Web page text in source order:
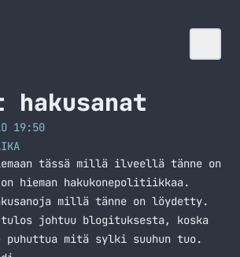
hakusanat
19:50
tässä millä ilveellä tänne on
hieman hakukonepolitiikkaa.
millä tänne on löydetty.
tulos johtuu blogituksesta, koska
mitä sylki suuhun tuo.